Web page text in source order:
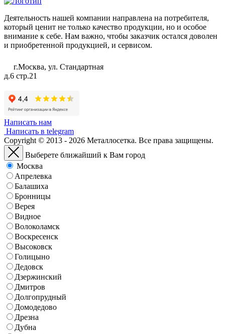
Деятельность нашей компании направлена на потребителя,
который ценит не только качество продукции, но и особое
внимание к себе. Нам важно, чтобы заказчик остался доволен
и приобретенной продукцией, и сервисом.
г.Москва, ул. Стандартная
д.6 стр.21
Написать нам
Написать в telegram
Copyright © 2013 - 2026 Металлосетка. Все права защищены.
Выберете ближайший к Вам город
Москва
Апрелевка
Балашиха
Бронницы
Верея
Видное
Волоколамск
Воскресенск
Высоковск
Голицыно
Дедовск
Дзержинский
Дмитров
Долгопрудный
Домодедово
Дрезна
Дубна